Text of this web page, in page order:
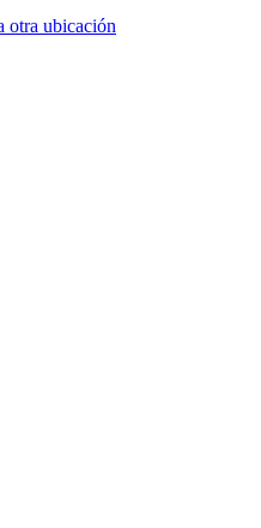
otra ubicación